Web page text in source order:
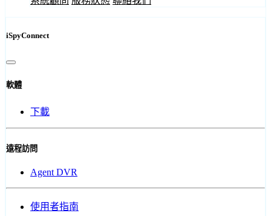
iSpyConnect
軟體
下載
遠程訪問
Agent DVR
使用者指南